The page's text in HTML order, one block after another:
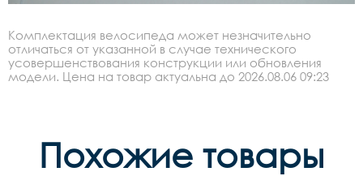
Комплектация велосипеда может незначительно
отличаться от указанной в случае технического
усовершенствования конструкции или обновления
модели. Цена на товар актуальна до 2026.08.06 09:23
Похожие товары